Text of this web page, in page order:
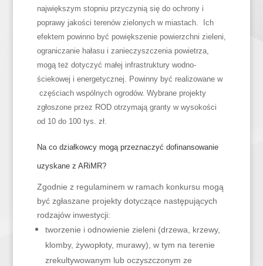
największym stopniu przyczynią się do ochrony i
poprawy jakości terenów zielonych w miastach. Ich
efektem powinno być powiększenie powierzchni zieleni,
ograniczanie hałasu i zanieczyszczenia powietrza,
mogą też dotyczyć małej infrastruktury wodno-
ściekowej i energetycznej. Powinny być realizowane w
częściach wspólnych ogrodów. Wybrane projekty
zgłoszone przez ROD otrzymają granty w wysokości
od 10 do 100 tys. zł.
Na co działkowcy mogą przeznaczyć dofinansowanie
uzyskane z ARiMR?
Zgodnie z regulaminem w ramach konkursu mogą
być zgłaszane projekty dotyczące następujących
rodzajów inwestycji:
tworzenie i odnowienie zieleni (drzewa, krzewy,
klomby, żywopłoty, murawy), w tym na terenie
zrekultywowanym lub oczyszczonym ze